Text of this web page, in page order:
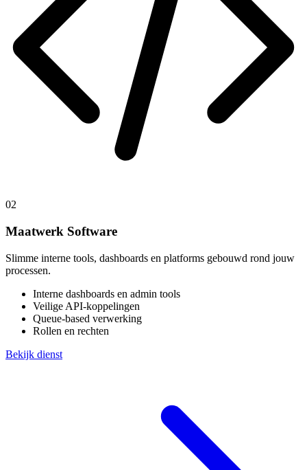
02
Maatwerk Software
Slimme interne tools, dashboards en platforms gebouwd rond jouw
processen.
Interne dashboards en admin tools
Veilige API-koppelingen
Queue-based verwerking
Rollen en rechten
Bekijk dienst